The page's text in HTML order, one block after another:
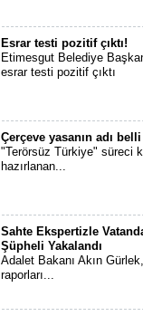
Esrar testi pozitif çıktı!
Etimesgut Belediye
esrar testi pozitif çıktı
Çerçeve yasanın adı
"Terörsüz Türkiye" süreci
hazırlanan...
Sahte Ekspertizle
Şüpheli Yakalandı
Adalet Bakanı Akın
raporları...